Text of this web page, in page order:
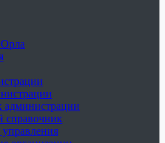
администрации
справочник